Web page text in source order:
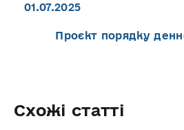
01.07.2025
Проєкт порядку
Схожі статті